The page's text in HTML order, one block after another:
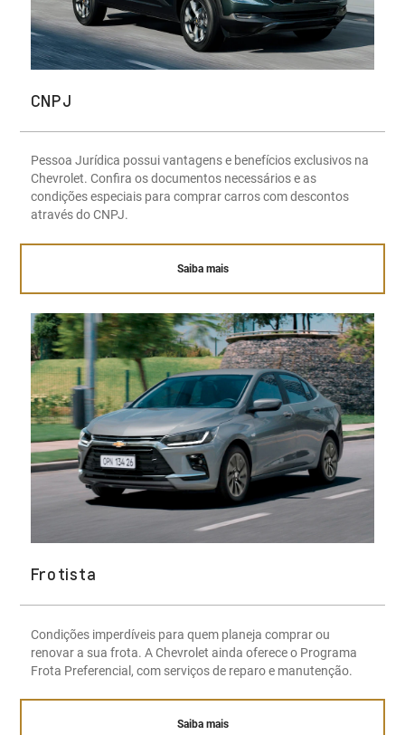
CNPJ
Pessoa Jurídica possui vantagens e benefícios exclusivos na
Chevrolet. Confira os documentos necessários e as
condições especiais para comprar carros com descontos
através do CNPJ.
Saiba mais
Frotista
Condições imperdíveis para quem planeja comprar ou
renovar a sua frota. A Chevrolet ainda oferece o Programa
Frota Preferencial, com serviços de reparo e manutenção.
Saiba mais